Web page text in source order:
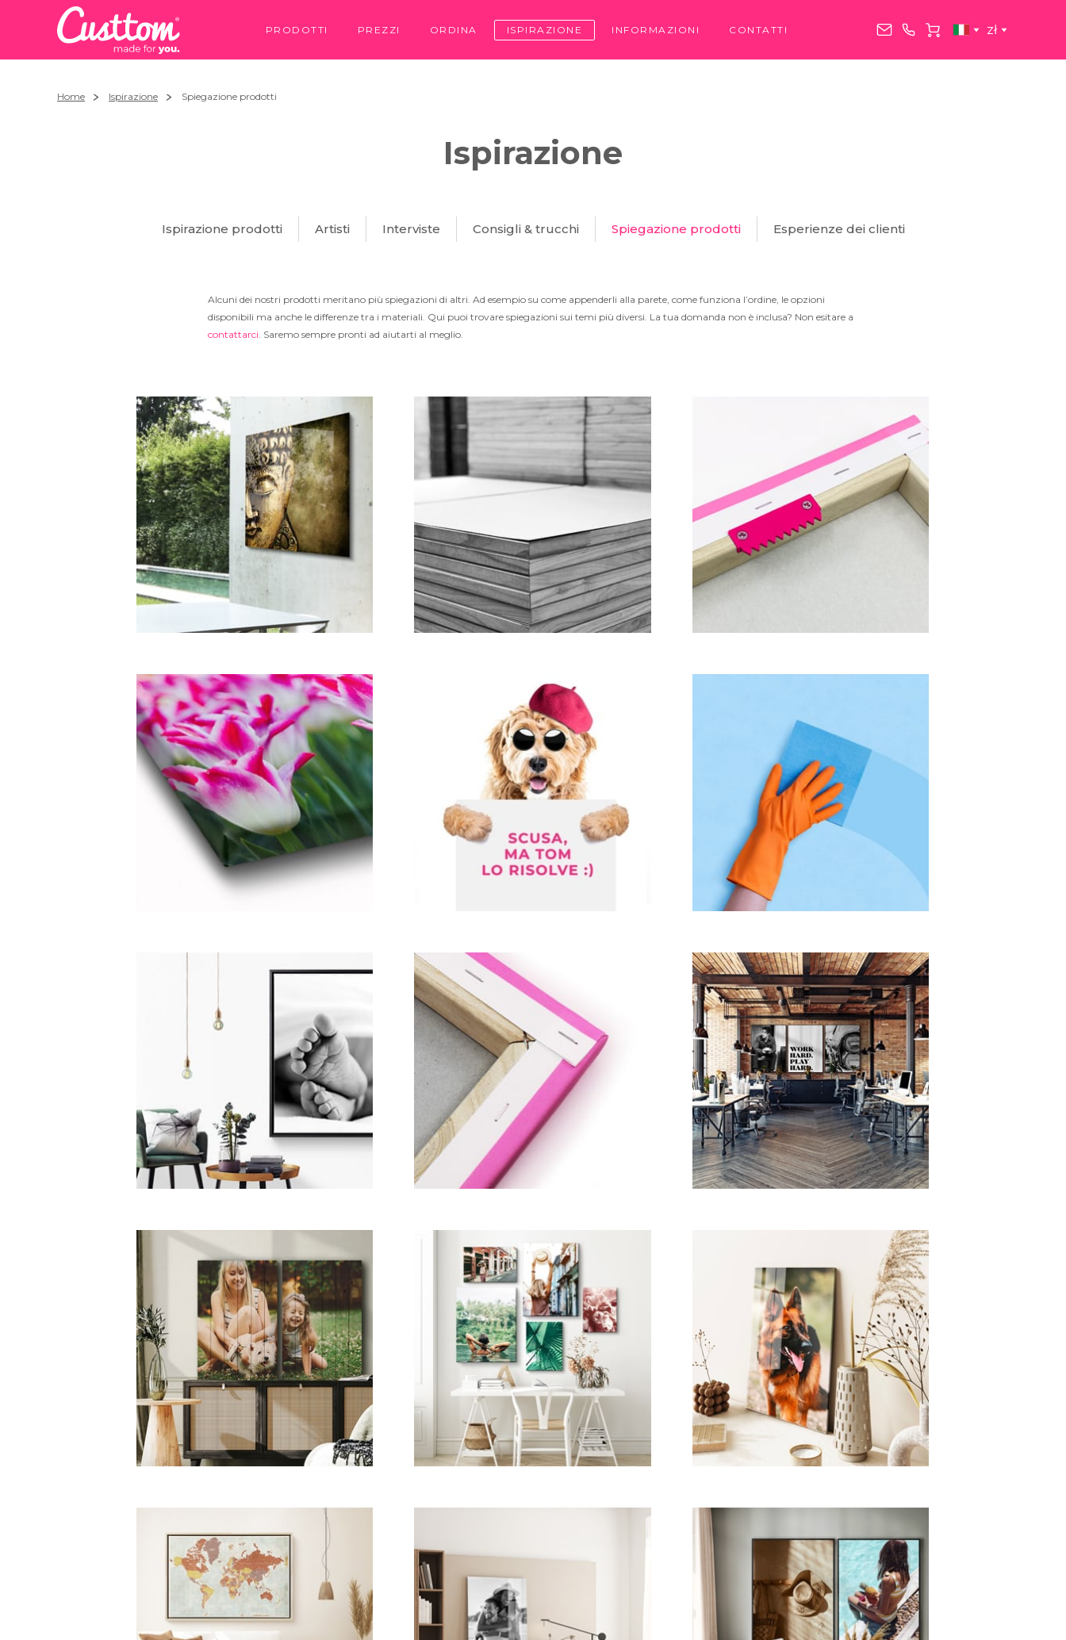
PRODOTTI PREZZI ORDINA ISPIRAZIONE INFORMAZIONI CONTATTI zł
Home Ispirazione Spiegazione prodotti
Ispirazione
Ispirazione prodotti Artisti Interviste Consigli & trucchi Spiegazione prodotti Esperienze dei clienti
Alcuni dei nostri prodotti meritano più spiegazioni di altri. Ad esempio su come appenderli alla parete, come funziona l’ordine, le opzioni
disponibili ma anche le differenze tra i materiali. Qui puoi trovare spiegazioni sui temi più diversi. La tua domanda non è inclusa? Non esitare a
contattarci. Saremo sempre pronti ad aiutarti al meglio.